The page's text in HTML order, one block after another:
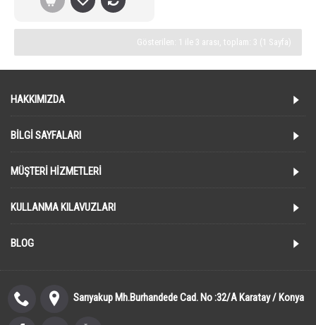
Gösterilen: 1 ile 3 arası, toplam: 3 (1 Sayfa)
HAKKIMIZDA
BILGI SAYFALARI
MÜŞTERI HIZMETLERI
KULLANMA KILAVUZLARI
BLOG
Sarıyakup Mh.Burhandede Cad. No :32/A Karatay / Konya